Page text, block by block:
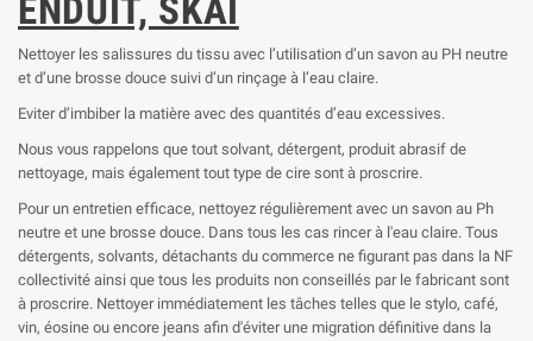
ENDUIT, SKAI
Nettoyer les salissures du tissu avec l’utilisation d’un savon au PH neutre
et d’une brosse douce suivi d’un rinçage à l’eau claire.
Eviter d’imbiber la matière avec des quantités d’eau excessives.
Nous vous rappelons que tout solvant, détergent, produit abrasif de
nettoyage, mais également tout type de cire sont à proscrire.
Pour un entretien efficace, nettoyez régulièrement avec un savon au Ph
neutre et une brosse douce. Dans tous les cas rincer à l'eau claire. Tous
détergents, solvants, détachants du commerce ne figurant pas dans la NF
collectivité ainsi que tous les produits non conseillés par le fabricant sont
à proscrire. Nettoyer immédiatement les tâches telles que le stylo, café,
vin, éosine ou encore jeans afin d'éviter une migration définitive dans la